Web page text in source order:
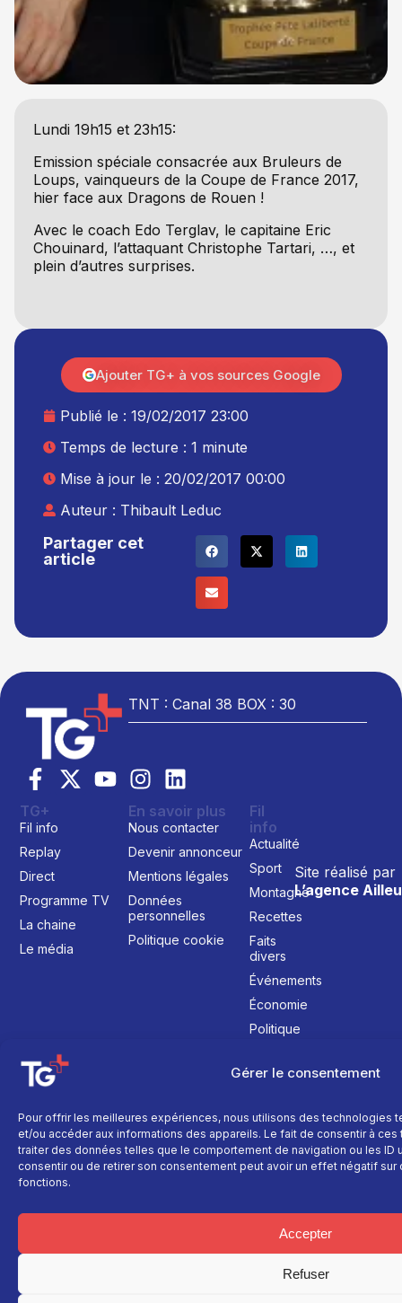
Gérer le consentement
Pour offrir les meilleures expériences, nous utilisons des technologies
et/ou accéder aux informations des appareils. Le fait de consentir à
traiter des données telles que le comportement de navigation ou les ID
consentir ou de retirer son consentement peut avoir un effet négatif
fonctions.
Accepter
Refuser
Lundi 19h15 et 23h15:
Emission spéciale consacrée aux Bruleurs de
Loups, vainqueurs de la Coupe de France 2017,
hier face aux Dragons de Rouen !
Avec le coach Edo Terglav, le capitaine Eric
Chouinard, l’attaquant Christophe Tartari, …, et
plein d’autres surprises.
Partager cet
article
Publié le : 19/02/2017 23:00
Temps de lecture : 1 minute
Mise à jour le : 20/02/2017 00:00
Auteur : Thibault Leduc
Ajouter TG+ à vos sources Google
TNT : Canal 38 BOX : 30
Site réalisé par
L’agence
TG+
Fil info
Replay
Direct
Programme TV
La chaine
Le média
En savoir plus
Nous contacter
Devenir annonceur
Mentions légales
Données
personnelles
Politique cookie
Fil
info
Actualité
Sport
Montagne
Recettes
Faits
divers
Événements
Économie
Politique